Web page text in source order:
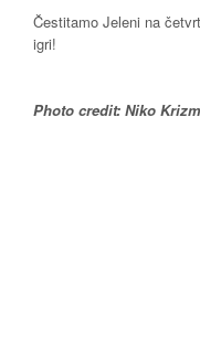
Čestitamo Jeleni na
igri!
Photo credit: Niko